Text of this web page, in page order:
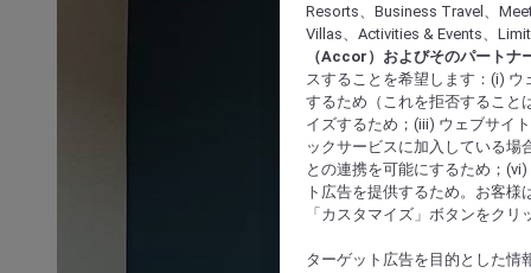
Resorts、Business Travel、
Villas、Activities & Events、
（Accor）およびそのパートナ
スすることを希望します：(i)
するため（これを拒否すること
イズするため；(iii) ウェブサイ
ックサービスに加入している場
との連携を可能にするため；
ト広告を提供するため。お客
「カスタマイズ」ボタンをク
ターゲット広告を目的とした情